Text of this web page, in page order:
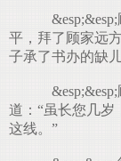
平，拜了顾家远
子承了书办的缺
道：“虽长您几岁
这线。”